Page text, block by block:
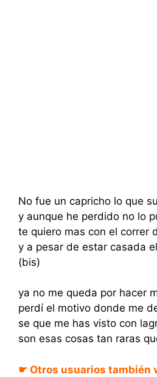
No fue un capricho lo que
y aunque he perdido no lo
te quiero mas con el correr
y a pesar de estar casada
(bis)
ya no me queda por hacer
perdí el motivo donde me
se que me has visto con
son esas cosas tan raras
☛ Otros usuarios también